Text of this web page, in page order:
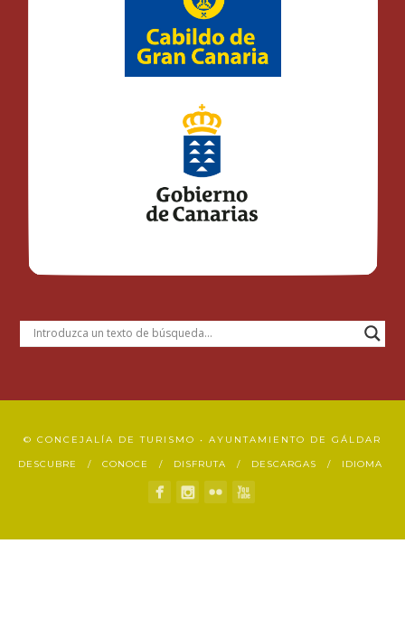
© CONCEJALÍA DE TURISMO • AYUNTAMIENTO DE GÁLDAR
DESCUBRE CONOCE DISFRUTA DESCARGAS IDIOMA